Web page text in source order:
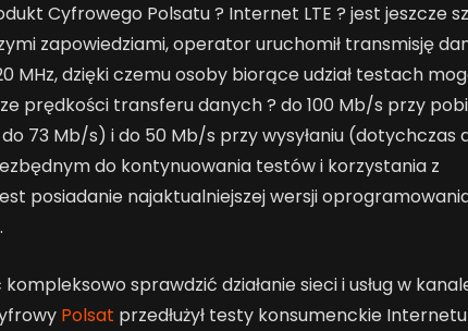
Cyfrowego Polsatu ? Internet LTE ? jest jeszcze
zapowiedziami, operator uruchomił transmisję
MHz, dzięki czemu osoby biorące udział testach
prędkości transferu danych ? do 100 Mb/s przy
73 Mb/s) i do 50 Mb/s przy wysyłaniu (dotychczas
do kontynuowania testów i korzystania z
posiadanie najaktualniejszej wersji
sprawdzić działanie sieci i usług w
Polsat przedłużył testy konsumenckie Internetu